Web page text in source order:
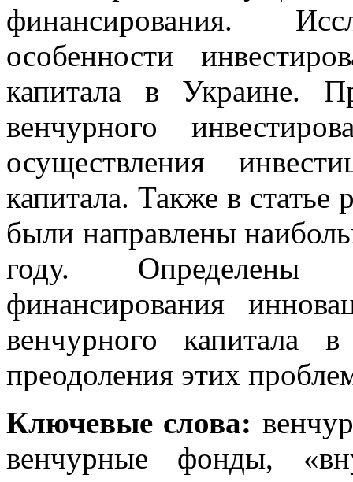
финансирования.
особенности
капитала в Украине.
венчурного
осуществления
капитала. Также в статье
были направлены
году. Определены
финансирования
венчурного капитала
преодоления этих
Ключевые слова:
венчурные фонды,